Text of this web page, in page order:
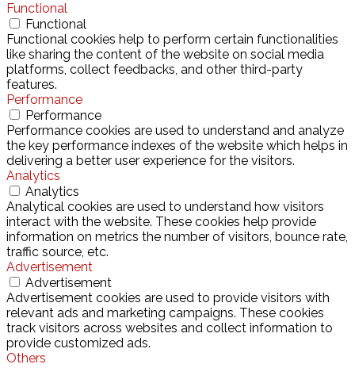
Functional
Functional
Functional cookies help to perform certain functionalities
like sharing the content of the website on social media
platforms, collect feedbacks, and other third-party
features.
Performance
Performance
Performance cookies are used to understand and analyze
the key performance indexes of the website which helps in
delivering a better user experience for the visitors.
Analytics
Analytics
Analytical cookies are used to understand how visitors
interact with the website. These cookies help provide
information on metrics the number of visitors, bounce rate,
traffic source, etc.
Advertisement
Advertisement
Advertisement cookies are used to provide visitors with
relevant ads and marketing campaigns. These cookies
track visitors across websites and collect information to
provide customized ads.
Others